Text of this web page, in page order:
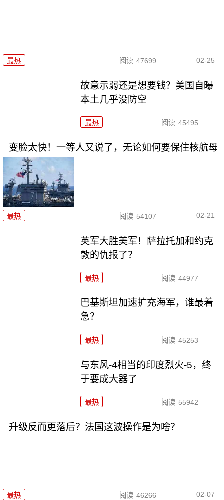
最热 阅读 47699 02-25
故意示弱还是想要钱？美国自曝
本土几乎没防空
最热 阅读 45495
变脸太快！一等人又说了，无论如何要保住核航母
最热 阅读 54107 02-21
英军大胜美军！萨拉托加和约克
敦的仇报了？
最热 阅读 44977
巴基斯坦加速扩充海军，谁最着
急？
最热 阅读 45253
与东风-4相当的印度烈火-5，终
于要成大器了
最热 阅读 55942
升级反而更落后？法国这波操作是为啥？
最热 阅读 46266 02-07